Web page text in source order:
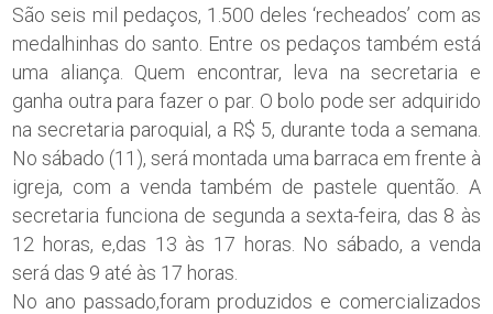
São seis mil pedaços, 1.500 deles ‘recheados’ com as
medalhinhas do santo. Entre os pedaços também está
uma aliança. Quem encontrar, leva na secretaria e
ganha outra para fazer o par. O bolo pode ser adquirido
na secretaria paroquial, a R$ 5, durante toda a semana.
No sábado (11), será montada uma barraca em frente à
igreja, com a venda também de pastele quentão. A
secretaria funciona de segunda a sexta-feira, das 8 às
12 horas, e,das 13 às 17 horas. No sábado, a venda
será das 9 até às 17 horas.
No ano passado,foram produzidos e comercializados